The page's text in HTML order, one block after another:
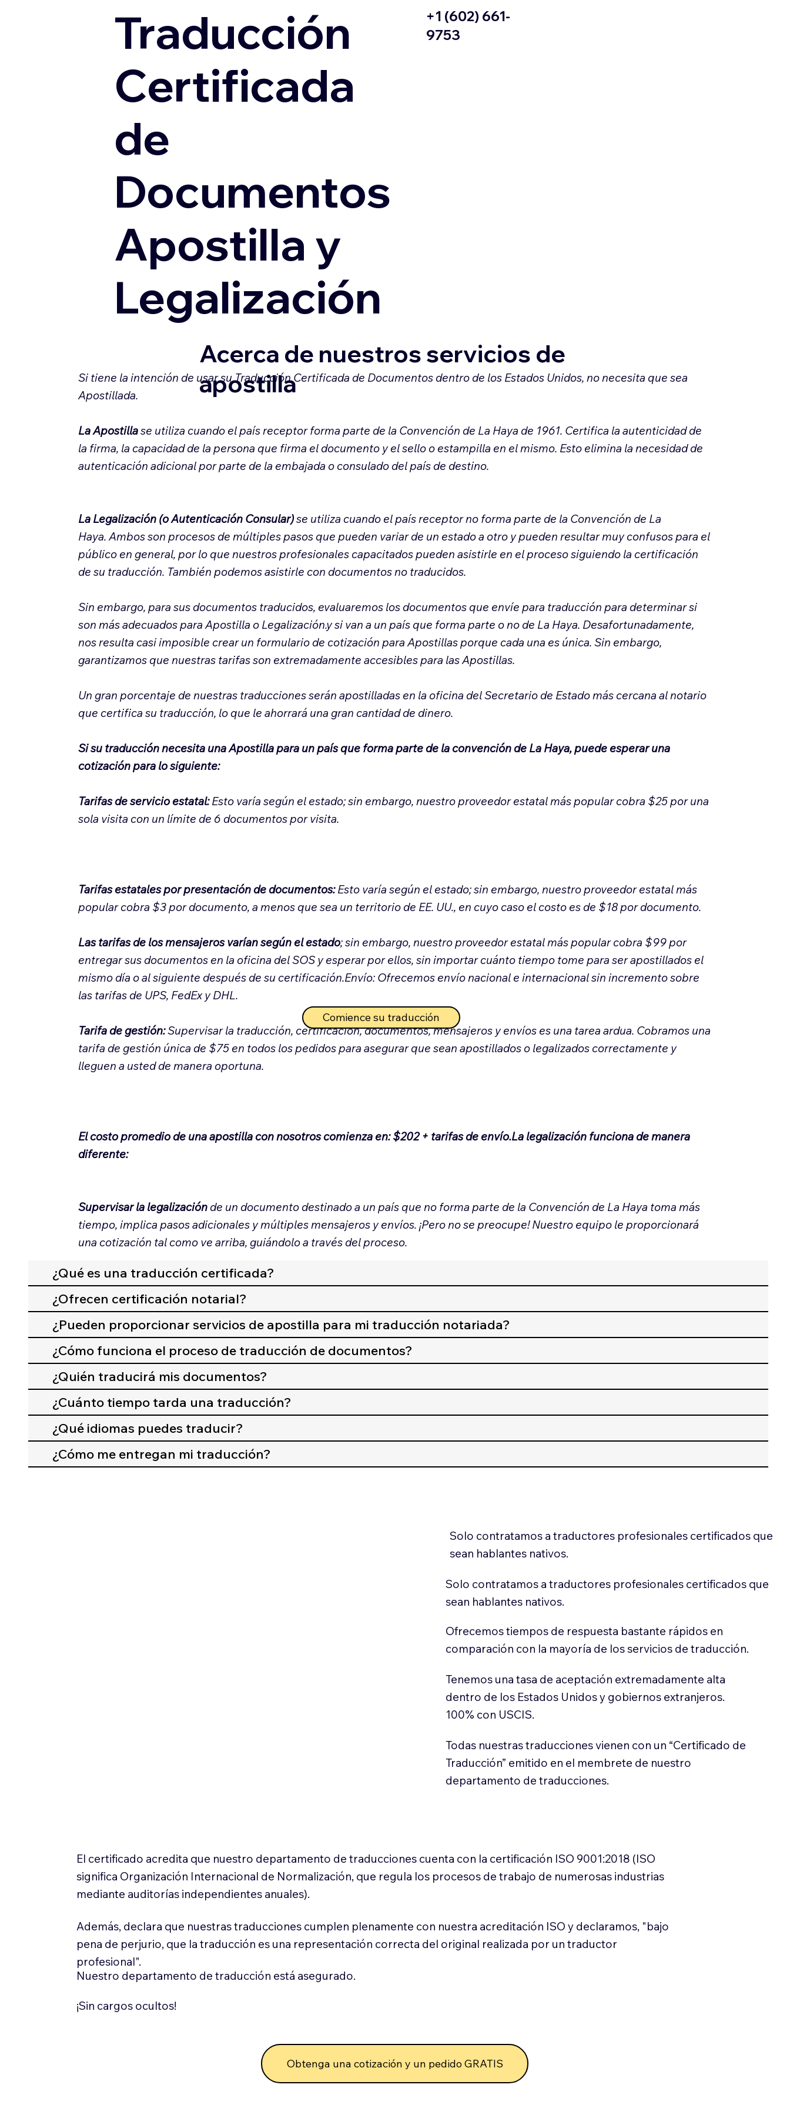
Traducción
Certificada
de
Documentos
Apostilla y
Legalización
+1 (602) 661-
9753
Acerca de nuestros servicios de
apostilla
Si tiene la intención de usar su Traducción Certificada de Documentos dentro de los Estados Unidos, no necesita que sea
Apostillada.
La Apostillase utiliza cuando el país receptor forma parte de la Convención de La Haya de 1961. Certifica la autenticidad de
la firma, la capacidad de la persona que firma el documento y el sello o estampilla en el mismo. Esto elimina la necesidad de
autenticación adicional por parte de la embajada o consulado del país de destino.
La Legalización (o Autenticación Consular)se utiliza cuando el país receptor no forma parte de la Convención de La
Haya.Ambos son procesos de múltiples pasos que pueden variar de un estado a otro y pueden resultar muy confusos para el
público en general, por lo que nuestros profesionales capacitados pueden asistirle en el proceso siguiendo la certificación
de su traducción. También podemos asistirle con documentos no traducidos.
Sin embargo, para sus documentos traducidos, evaluaremos los documentos que envíe para traducción para determinar si
son más adecuados para Apostilla o Legalización.y si van a un país que forma parte o no de La Haya. Desafortunadamente,
nos resulta casi imposible crear un formulario de cotización para Apostillas porque cada una es única. Sin embargo,
garantizamos que nuestras tarifas son extremadamente accesibles para las Apostillas.
Un gran porcentaje de nuestras traducciones serán apostilladas en la oficina del Secretario de Estado más cercana al notario
que certifica su traducción, lo que le ahorrará una gran cantidad de dinero.
Si su traducción necesita una Apostilla para un país que forma parte de la convención de La Haya, puede esperar una
cotización para lo siguiente:
Tarifas de servicio estatal:Esto varía según el estado; sin embargo, nuestro proveedor estatal más popular cobra $25 por una
sola visita con un límite de 6 documentos por visita.
Tarifas estatales por presentación de documentos:Esto varía según el estado; sin embargo, nuestro proveedor estatal más
popular cobra $3 por documento, a menos que sea un territorio de EE. UU., en cuyo caso el costo es de $18 por documento.
Las tarifas de los mensajeros varían según el estado; sin embargo, nuestro proveedor estatal más popular cobra $99 por
entregar sus documentos en la oficina del SOS y esperar por ellos, sin importar cuánto tiempo tome para ser apostillados el
mismo día o al siguiente después de su certificación.Envío: Ofrecemos envío nacional e internacional sin incremento sobre
las tarifas de UPS, FedEx y DHL.
Tarifa de gestión:Supervisar la traducción, certificación, documentos, mensajeros y envíos es una tarea ardua. Cobramos una
tarifa de gestión única de $75 en todos los pedidos para asegurar que sean apostillados o legalizados correctamente y
lleguen a usted de manera oportuna.
El costo promedio de una apostilla con nosotros comienza en: $202 + tarifas de envío.La legalización funciona de manera
diferente:
Supervisar la legalización de un documento destinado a un país que no forma parte de la Convención de La Haya toma más
tiempo, implica pasos adicionales y múltiples mensajeros y envíos. ¡Pero no se preocupe! Nuestro equipo le proporcionará
una cotización tal como ve arriba, guiándolo a través del proceso.
Comience su traducción
¿Qué es una traducción certificada?
¿Ofrecen certificación notarial?
¿Pueden proporcionar servicios de apostilla para mi traducción notariada?
¿Cómo funciona el proceso de traducción de documentos?
¿Quién traducirá mis documentos?
¿Cuánto tiempo tarda una traducción?
¿Qué idiomas puedes traducir?
¿Cómo me entregan mi traducción?
Solo contratamos a traductores profesionales certificados que
sean hablantes nativos.
Solo contratamos a traductores profesionales certificados que
sean hablantes nativos.
Ofrecemos tiempos de respuesta bastante rápidos en
comparación con la mayoría de los servicios de traducción.
Tenemos una tasa de aceptación extremadamente alta
dentro de los Estados Unidos y gobiernos extranjeros.
100% con USCIS.
Todas nuestras traducciones vienen con un “Certificado de
Traducción” emitido en el membrete de nuestro
departamento de traducciones.
El certificado acredita que nuestro departamento de traducciones cuenta con la certificación ISO 9001:2018 (ISO
significa Organización Internacional de Normalización, que regula los procesos de trabajo de numerosas industrias
mediante auditorías independientes anuales).
Además, declara que nuestras traducciones cumplen plenamente con nuestra acreditación ISO y declaramos, "bajo
pena de perjurio, que la traducción es una representación correcta del original realizada por un traductor
profesional".
Nuestro departamento de traducción está asegurado.
¡Sin cargos ocultos!
Obtenga una cotización y un pedido GRATIS